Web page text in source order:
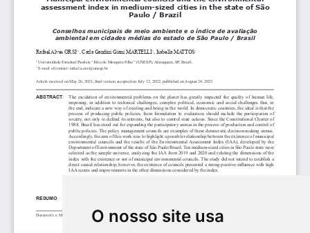
O nosso site usa